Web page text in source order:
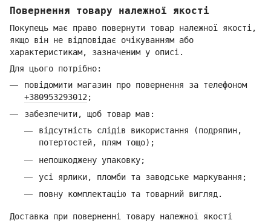
Повернення товару належної якості
Покупець має право повернути товар належної якості,
якщо він не відповідає очікуванням або
характеристикам, зазначеним у описі.
Для цього потрібно:
повідомити магазин про повернення за телефоном
+380953293012 ;
забезпечити, щоб товар мав:
відсутність слідів використання (подряпин,
потертостей, плям тощо);
непошкоджену упаковку;
усі ярлики, пломби та заводське маркування;
повну комплектацію та товарний вигляд.
Доставка при поверненні товару належної якості